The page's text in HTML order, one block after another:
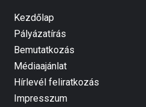
Kezdőlap
Pályázatírás
Bemutatkozás
Médiaajánlat
Hírlevél feliratkozás
Impresszum